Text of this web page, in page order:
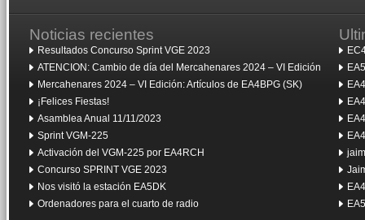
Noticias recientes
Resultados Concurso Sprint VGE 2023
ATENCION: Cambio de día del Mercahenares 2024 – VI Edición
Mercahenares 2024 – VI Edición: Artículos de EA4BPG (SK)
¡Felices Fiestas!
Asamblea Anual 11/11/2023
Sprint VGM-225
Activación del VGM-225 por EA4RCH
Concurso SPRINT VGE 2023
Nos visitó la estación EA5DK
Ordenadores para el cuarto de radio